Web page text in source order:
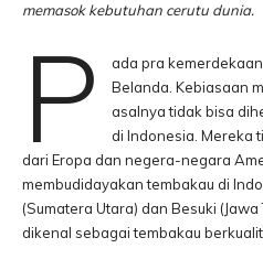
memasok kebutuhan cerutu dunia.
P
ada pra
Belanda. Kebiasaan
asalnya tidak bisa
di Indonesia. Mereka
dari Eropa dan negera-negara
membudidayakan tembakau di
(Sumatera Utara) dan Besuki
dikenal sebagai tembakau